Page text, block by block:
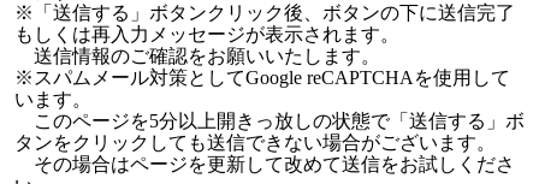
※「送信する」ボタンクリック後、ボタンの下に送信完了
もしくは再入力メッセージが表示されます。
送信情報のご確認をお願いいたします。
※スパムメール対策としてGoogle reCAPTCHAを使用して
います。
このページを5分以上開きっ放しの状態で「送信する」ボ
タンをクリックしても送信できない場合がございます。
その場合はページを更新して改めて送信をお試しくださ